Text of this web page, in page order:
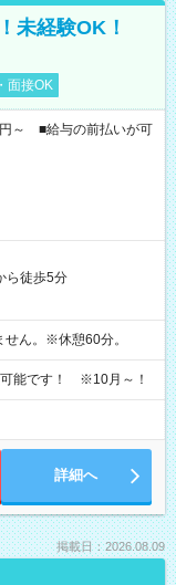
未経験OK！
面接OK
～ ■給与の前払いが可
ら徒歩5分
ん。※休憩60分。
能です！ ※10月～！
詳細へ
掲載日：2026.08.09